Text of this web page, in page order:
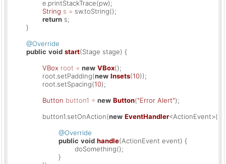
String s = sw.toString();
return s;
@Override
public void start(Stage stage) {
VBox root = new VBox();
		root.setPadding(
new Insets(10));
		root.setSpacing(
10);
Button button1 = new Button("Error Alert");
		button1.setOnAction(
new EventHandler<ActionEvent>() {
@Override
public void handle(ActionEvent event) {